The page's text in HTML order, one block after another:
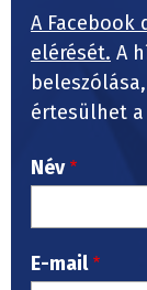
A
elérését. A
értesülhet
Név
E-mail